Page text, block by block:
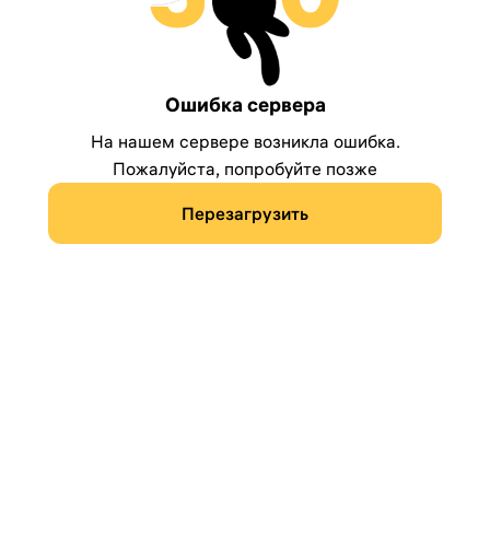
Ошибка сервера
На нашем сервере возникла ошибка.
Пожалуйста, попробуйте позже
Перезагрузить